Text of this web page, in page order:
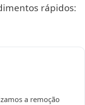
rápidos:
a remoção